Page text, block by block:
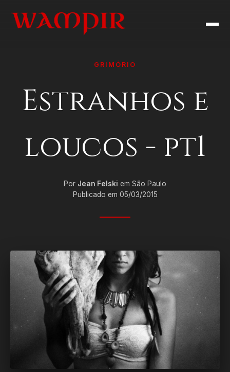
GRIMÓRIO
Estranhos e
loucos - pt1
Por Jean Felski em São Paulo
Publicado em 05/03/2015